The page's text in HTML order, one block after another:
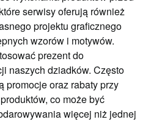
serwisy oferują również
projektu graficznego
wzorów i motywów.
prezent do
naszych dziadków. Często
promocje oraz rabaty przy
co może być
więcej niż jednej